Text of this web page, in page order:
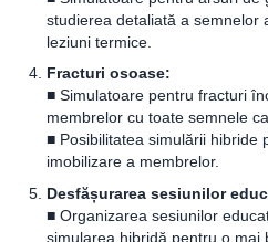
studierea detaliată a semnelor
leziuni termice.
Fracturi osoase:
■ Simulatoare pentru fracturi
membrelor cu toate semnele
■ Posibilitatea simulării hibride
imobilizare a membrelor.
Desfășurarea sesiunilor
■ Organizarea sesiunilor
simularea hibridă pentru o mai